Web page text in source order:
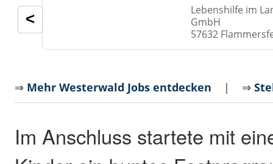
Lebenshilfe im
GmbH
57632
<
⇒ Mehr Westerwald Jobs entdecken | ⇒
Im Anschluss startete mit